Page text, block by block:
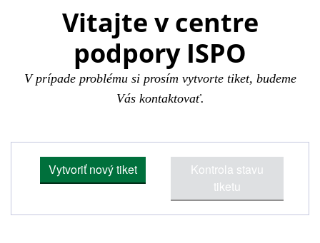
Vitajte v centre
podpory ISPO
V prípade problému si prosím vytvorte tiket, budeme
Vás kontaktovať.
Vytvoriť nový tiket
Kontrola stavu
tiketu